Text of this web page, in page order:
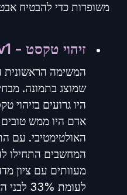
משופרות כדי להבטיח
זיהוי טקסט - reCAPTCHA v1:
המשימה
שמוצג בתמונה.
היו גרועים בזיהוי
אדם היו ממש
האולטימטיבי. עם
המחשבים התחילו
לעומת